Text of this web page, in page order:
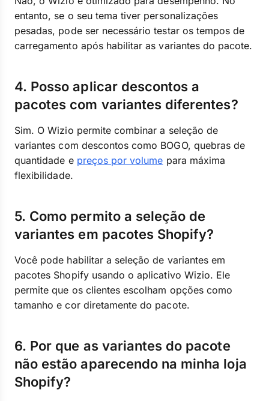
entanto, se o seu tema tiver personalizações
pesadas, pode ser necessário testar os tempos de
carregamento após habilitar as variantes do pacote.
4. Posso aplicar descontos a
pacotes com variantes diferentes?
Sim. O Wizio permite combinar a seleção de
variantes com descontos como BOGO, quebras de
quantidade e preços por volume para máxima
flexibilidade.
5. Como permito a seleção de
variantes em pacotes Shopify?
Você pode habilitar a seleção de variantes em
pacotes Shopify usando o aplicativo Wizio. Ele
permite que os clientes escolham opções como
tamanho e cor diretamente do pacote.
6. Por que as variantes do pacote
não estão aparecendo na minha loja
Shopify?